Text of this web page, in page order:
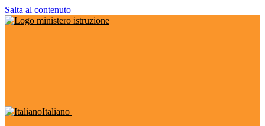
Salta al contenuto
Italiano